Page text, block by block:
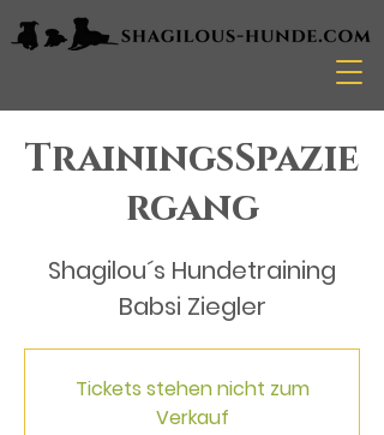
TrainingsSpazie
rgang
Shagilou´s Hundetraining
Babsi Ziegler
Tickets stehen nicht zum
Verkauf